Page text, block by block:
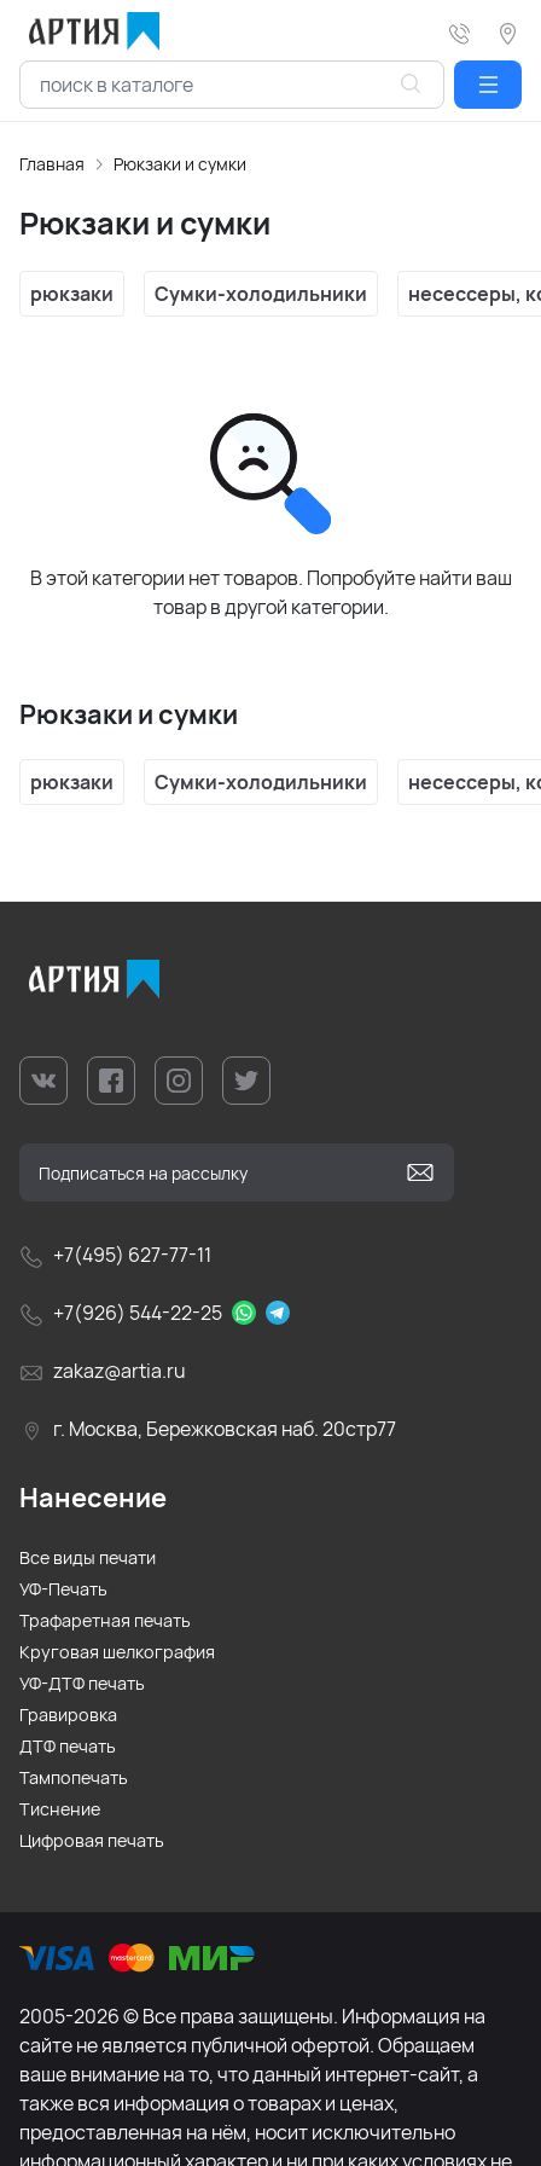
Главная Рюкзаки и сумки
Рюкзаки и сумки
рюкзаки Сумки-холодильники несессеры,
В этой категории нет товаров. Попробуйте найти ваш
товар в другой категории.
Рюкзаки и сумки
рюкзаки Сумки-холодильники несессеры,
+7(495) 627-77-11
+7(926) 544-22-25
zakaz@artia.ru
г. Москва, Бережковская наб. 20стр77
Нанесение
Все виды печати
УФ-Печать
Трафаретная печать
Круговая шелкография
УФ-ДТФ печать
Гравировка
ДТФ печать
Тампопечать
Тиснение
Цифровая печать
2005-2026 © Все права защищены. Информация на
сайте не является публичной офертой. Обращаем
ваше внимание на то, что данный интернет-сайт, а
также вся информация о товарах и ценах,
предоставленная на нём, носит исключительно